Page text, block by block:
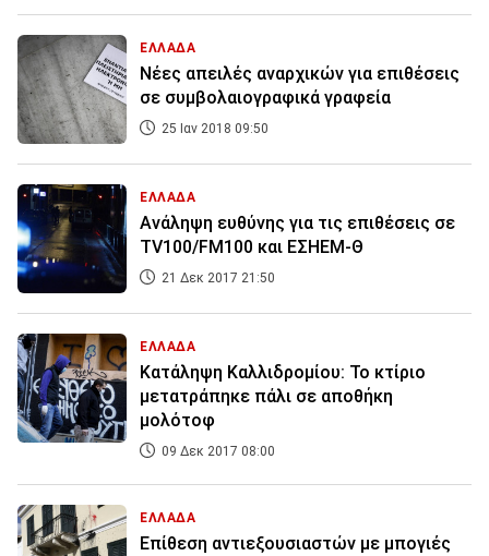
ΕΛΛΑΔΑ
Νέες απειλές αναρχικών για επιθέσεις
σε συμβολαιογραφικά γραφεία
25 Ιαν 2018 09:50
ΕΛΛΑΔΑ
Ανάληψη ευθύνης για τις επιθέσεις σε
TV100/FM100 και ΕΣΗΕΜ-Θ
21 Δεκ 2017 21:50
ΕΛΛΑΔΑ
Κατάληψη Καλλιδρομίου: Το κτίριο
μετατράπηκε πάλι σε αποθήκη
μολότοφ
09 Δεκ 2017 08:00
ΕΛΛΑΔΑ
Επίθεση αντιεξουσιαστών με μπογιές